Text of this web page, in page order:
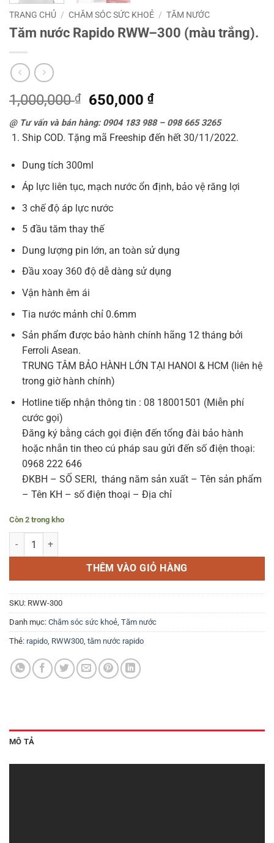
TRANG CHỦ / CHĂM SÓC SỨC KHOẺ / TĂM NƯỚC
Tăm nước Rapido RWW–300 (màu trắng).
1,000,000₫
Giá
là:
1,000,000 ₫.
650,000₫Giá
tại
là:
@ Tư vấn và bán hàng: 0904 183 988 – 098 665 3265
Ship COD. Tặng mã Freeship đến hết 30/11/2022.
Dung tích 300ml
Áp lực liên tục, mạch nước ổn định, bảo vệ răng lợi
3 chế độ áp lực nước
5 đầu tăm thay thế
Dung lượng pin lớn, an toàn sử dụng
Đầu xoay 360 độ dễ dàng sử dụng
Vận hành êm ái
Tia nước mảnh chỉ 0.6mm
Sản phẩm được bảo hành chính hãng 12 tháng bởi
Ferroli Asean.
TRUNG TÂM BẢO HÀNH LỚN TẠI HANOI & HCM (liên hệ
trong giờ hành chính)
Hotline tiếp nhận thông tin : 08 18001501 (Miễn phí
cước gọi)
Đăng ký bằng cách gọi điện đến tổng đài bảo hành
hoặc nhắn tin theo cú pháp sau gửi đến số điện thoại:
0968 222 646
ĐKBH – SỐ SERI, tháng năm sản xuất – Tên sản phẩm
– Tên KH – số điện thoại – Địa chỉ
Còn 2 trong kho
Tăm nước Rapido RWW–300 (màu trắng). số lượng
THÊM VÀO GIỎ HÀNG
SKU: RWW-300
Danh mục: Chăm sóc sức khoẻ, Tăm nước
Thẻ: rapido, RWW300, tăm nước rapido
MÔ TẢ